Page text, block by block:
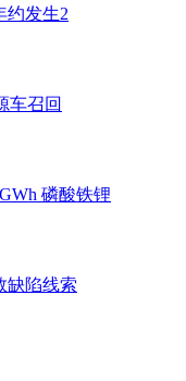
约发生2
车召回
磷酸铁锂
缺陷线索